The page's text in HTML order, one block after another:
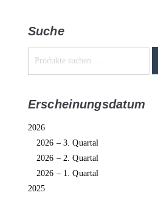
Suche
Erscheinungsdatum
2026
2026 – 3. Quartal
2026 – 2. Quartal
2026 – 1. Quartal
2025